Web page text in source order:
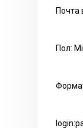
Почта
Пол: